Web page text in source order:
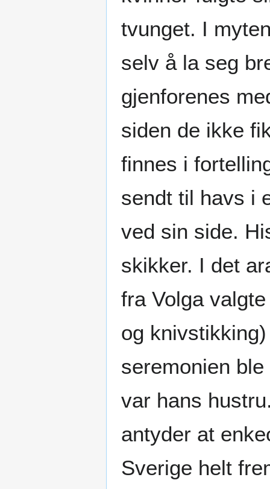
tvunget. I
selv å la seg
gjenforenes
siden de ikke
finnes i
sendt til havs i
ved sin side.
skikker. I det
fra Volga
og
seremonien
var hans
antyder at
Sverige helt